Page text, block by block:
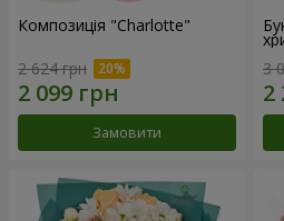
Композиція "Charlotte"
2 624 грн
Замовити
3